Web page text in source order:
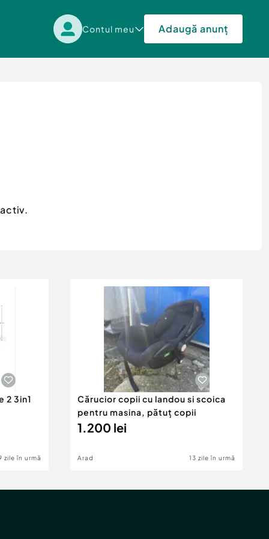
Contul meu Adaugă anunț
2 3in1
zile în urmă
Cărucior copii cu landou si scoica
pentru masina, pătuț copii
1.200 lei
Arad 13 zile în urmă